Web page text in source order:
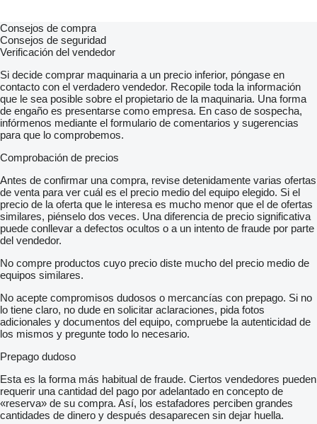
Consejos de compra
Consejos de seguridad
Verificación del vendedor
Si decide comprar maquinaria a un precio inferior, póngase en
contacto con el verdadero vendedor. Recopile toda la información
que le sea posible sobre el propietario de la maquinaria. Una forma
de engaño es presentarse como empresa. En caso de sospecha,
infórmenos mediante el formulario de comentarios y sugerencias
para que lo comprobemos.
Comprobación de precios
Antes de confirmar una compra, revise detenidamente varias ofertas
de venta para ver cuál es el precio medio del equipo elegido. Si el
precio de la oferta que le interesa es mucho menor que el de ofertas
similares, piénselo dos veces. Una diferencia de precio significativa
puede conllevar a defectos ocultos o a un intento de fraude por parte
del vendedor.
No compre productos cuyo precio diste mucho del precio medio de
equipos similares.
No acepte compromisos dudosos o mercancías con prepago. Si no
lo tiene claro, no dude en solicitar aclaraciones, pida fotos
adicionales y documentos del equipo, compruebe la autenticidad de
los mismos y pregunte todo lo necesario.
Prepago dudoso
Esta es la forma más habitual de fraude. Ciertos vendedores pueden
requerir una cantidad del pago por adelantado en concepto de
«reserva» de su compra. Así, los estafadores perciben grandes
cantidades de dinero y después desaparecen sin dejar huella.